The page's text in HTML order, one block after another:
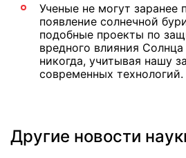
Ученые не могут заранее
появление солнечной
подобные проекты по
вредного влияния
никогда, учитывая нашу
современных технологий.
Другие новости